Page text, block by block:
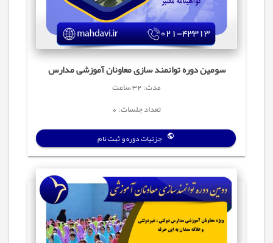
سومین دوره توانمند سازی معاونان آموزشی مدارس
مدت: 32 ساعت
تعداد جلسات: 0
جزئیات دوره و ثبت نام